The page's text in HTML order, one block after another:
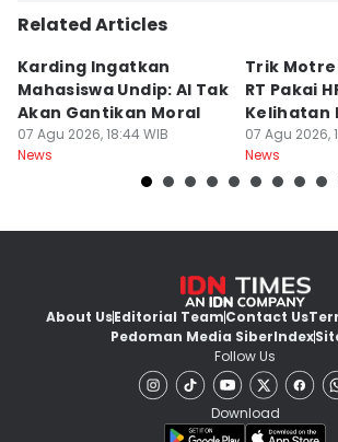
Related Articles
Karding Ingatkan
Mahasiswa Undip: AI Tak
Akan Gantikan Moral
07 Agu 2026, 18:44 WIB
News
Trik
RT Pakai
Kelihatan
Festival
07 Agu 2026,
News
About UsEditorial TeamContact Us
Pedoman Media SiberIndex
Follow Us
Download